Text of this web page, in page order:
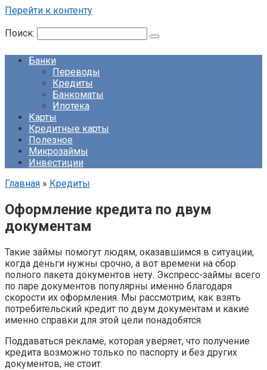
Перейти к контенту
Поиск:
Банки
Переводы
Кредиты
Банкоматы
Ипотека
Карты
Кредитные карты
Полезное
Микрозаймы
Инвестиции
Главная » Кредиты
Оформление кредита по двум
документам
Такие займы помогут людям, оказавшимся в ситуации,
когда деньги нужны срочно, а вот времени на сбор
полного пакета документов нету. Экспресс-займы всего
по паре документов популярны именно благодаря
скорости их оформления. Мы рассмотрим, как взять
потребительский кредит по двум документам и какие
именно справки для этой цели понадобятся.
Поддаваться рекламе, которая уверяет, что получение
кредита возможно только по паспорту и без других
документов, не стоит.